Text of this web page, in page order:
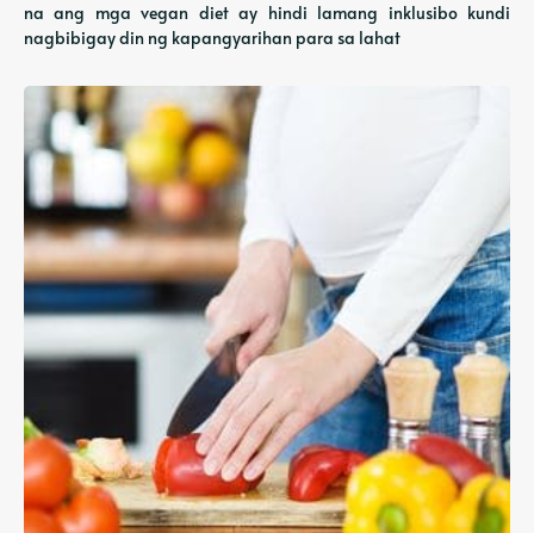
na ang mga vegan diet ay hindi lamang inklusibo kundi
nagbibigay din ng kapangyarihan para sa lahat